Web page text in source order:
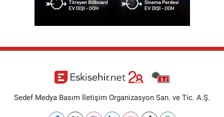
Sedef Medya Basım İletişim Organizasyon San. ve Tic. A.Ş.